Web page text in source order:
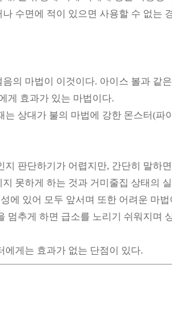
수면에 적이 있으면 사용할 수 없는
의 마법이 이것이다. 아이스 볼과 같
게 효과가 있는 마법이다.
는 상대가 불의 마법에 강한 몬스터(파
지 판단하기가 어렵지만, 간단히 말하
못하게 하는 것과 거미줄집 상태의
에 있어 모두 앞서며 또한 어려운 마
멈추게 하면 급소를 노리기 쉬워지며
에게는 효과가 없는 단점이 있다.